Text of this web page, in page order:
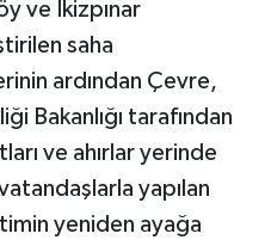
ve İkizpınar
saha
ardından Çevre,
Bakanlığı tarafından
ve ahırlar yerinde
yapılan
yeniden ayağa